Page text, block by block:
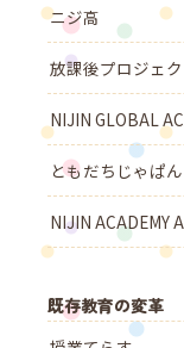
ニジ高
放課後プロジェ
NIJIN GLOBAL
ともだちじゃぱん
NIJIN ACADEMY
既存教育の変革